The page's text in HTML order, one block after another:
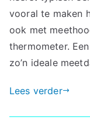
vooral te maken
ook met
thermometer.
zo’n ideale
Lees verder